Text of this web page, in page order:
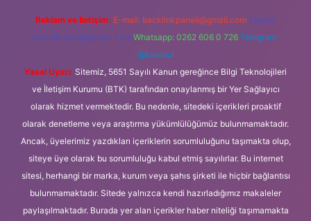
Reklam ve İletişim: E-mail: backlinkpaneli@gmail.com Teams:
forumhizmeti@gmail.com Whatsapp: 0262 606 0 726 Telegram:
@karabul
Yasal Uyarı: Sitemiz, 5651 Sayılı Kanun gereğince Bilgi Teknolojileri
ve İletişim Kurumu (BTK) tarafından onaylanmış bir Yer Sağlayıcı
olarak hizmet vermektedir. Bu nedenle, sitedeki içerikleri proaktif
olarak denetleme veya araştırma yükümlülüğümüz bulunmamaktadır.
Ancak, üyelerimiz yazdıkları içeriklerin sorumluluğunu taşımakta olup,
siteye üye olarak bu sorumluluğu kabul etmiş sayılırlar. Bu internet
sitesi, herhangi bir marka, kurum veya şahıs şirketi ile hiçbir bağlantısı
bulunmamaktadır. Sitede yalnızca kendi hazırladığımız makaleler
paylaşılmaktadır. Burada yer alan içerikler haber niteliği taşımamakta